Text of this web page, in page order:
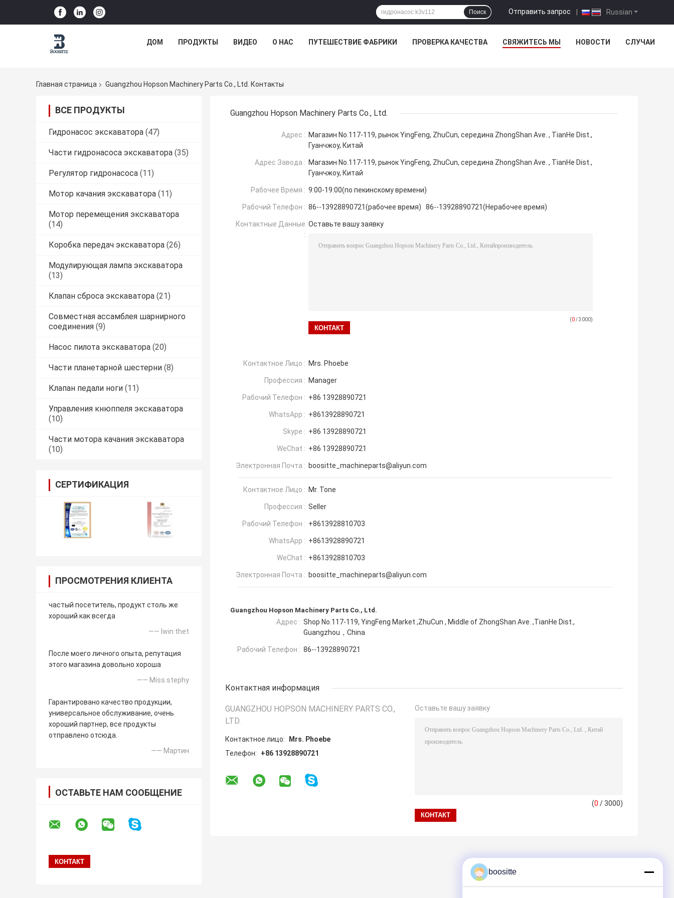
Russian
Отправить запрос |
Поиск
ДОМ ПРОДУКТЫ ВИДЕО О НАС ПУТЕШЕСТВИЕ ФАБРИКИ ПРОВЕРКА КАЧЕСТВА СВЯЖИТЕСЬ МЫ НОВОСТИ СЛУЧАИ
Главная страница Guangzhou Hopson Machinery Parts Co., Ltd. Контакты
ВСЕ ПРОДУКТЫ
Гидронасос экскаватора (47)
Части гидронасоса экскаватора (35)
Регулятор гидронасоса (11)
Мотор качания экскаватора (11)
Мотор перемещения экскаватора
(14)
Коробка передач экскаватора (26)
Модулирующая лампа экскаватора
(13)
Клапан сброса экскаватора (21)
Совместная ассамблея шарнирного
соединения (9)
Насос пилота экскаватора (20)
Части планетарной шестерни (8)
Клапан педали ноги (11)
Управления кнюппеля экскаватора
(10)
Части мотора качания экскаватора
(10)
СЕРТИФИКАЦИЯ
ПРОСМОТРЕНИЯ КЛИЕНТА
частый посетитель, продукт столь же
хороший как всегда
—— lwin thet
После моего личного опыта, репутация
этого магазина довольно хороша
—— Miss.stephy
Гарантировано качество продукции,
универсальное обслуживание, очень
хороший партнер, все продукты
отправлено отсюда.
—— Мартин
ОСТАВЬТЕ НАМ СООБЩЕНИЕ
Guangzhou Hopson Machinery Parts Co., Ltd.
Адрес : Магазин No.117-119, рынок YingFeng, ZhuCun, середина ZhongShan Ave. , TianHe Dist.,
Гуанчжоу, Китай
Адрес Завода : Магазин No.117-119, рынок YingFeng, ZhuCun, середина ZhongShan Ave. , TianHe Dist.,
Гуанчжоу, Китай
Рабочее Время : 9:00-19:00(по пекинскому времени)
Рабочий Телефон : 86--13928890721(рабочее время) 86--13928890721(Нерабочее время)
Контактные Данные
:
Оставьте вашу заявку
(0/ 3000)
Контактное Лицо : Mrs. Phoebe
Профессия : Manager
Рабочий Телефон : +86 13928890721
WhatsApp : +8613928890721
Skype : +86 13928890721
WeChat : +86 13928890721
Электронная Почта : boositte_machineparts@aliyun.com
Контактное Лицо : Mr. Tone
Профессия : Seller
Рабочий Телефон : +8613928810703
WhatsApp : +8613928890721
WeChat : +8613928810703
Электронная Почта : boositte_machineparts@aliyun.com
Guangzhou Hopson Machinery Parts Co., Ltd.
Адрес : Shop No.117-119, YingFeng Market ,ZhuCun , Middle of ZhongShan Ave. ,TianHe Dist.,
Guangzhou，China
Рабочий Телефон : 86--13928890721
Контактная информация
GUANGZHOU HOPSON MACHINERY PARTS CO.,
LTD.
Контактное лицо:
Mrs. Phoebe
Телефон:
+86 13928890721
Оставьте вашу заявку
(0 / 3000)
boositte